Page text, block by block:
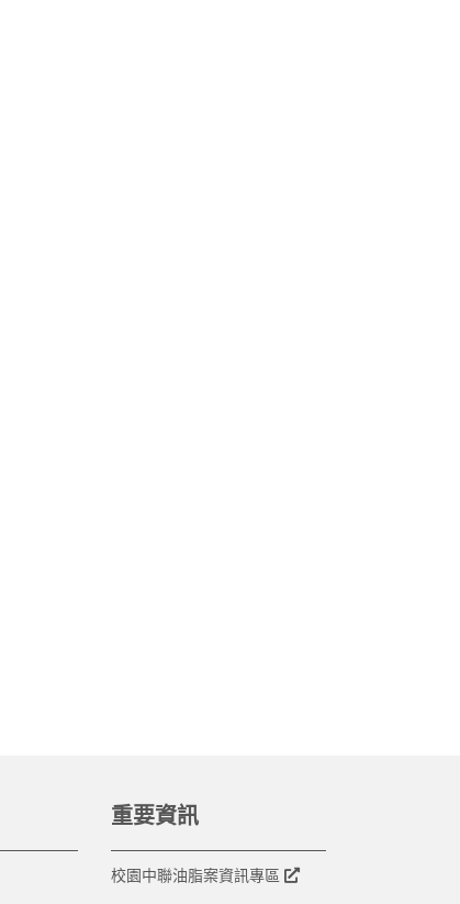
重要資訊
校園中聯油脂案資訊專區